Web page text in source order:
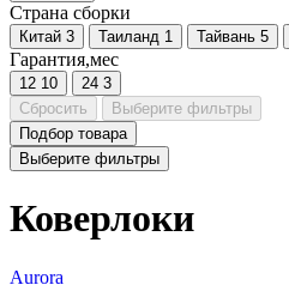
Страна сборки
Китай 3 Таиланд 1 Тайвань 5
Гарантия,мес
12 10 24 3
Сбросить
Выберите фильтры
Подбор товара
Выберите фильтры
Коверлоки
Aurora